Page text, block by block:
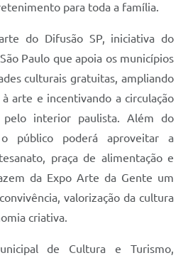
para toda a família.
do Difusão SP, iniciativa do
Paulo que apoia os municípios
culturais gratuitas, ampliando
arte e incentivando a circulação
interior paulista. Além do
o público poderá aproveitar a
praça de alimentação e
da Expo Arte da Gente um
valorização da cultura
criativa.
de Cultura e Turismo,